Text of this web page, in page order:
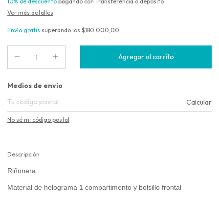
Ver más detalles
Envío gratis superando los $180.000,00
Entregas para el CP:
Medios de envío
Calcular
No sé mi código postal
Descripción
Riñonera
Material de holograma 1 compartimento y bolsillo frontal